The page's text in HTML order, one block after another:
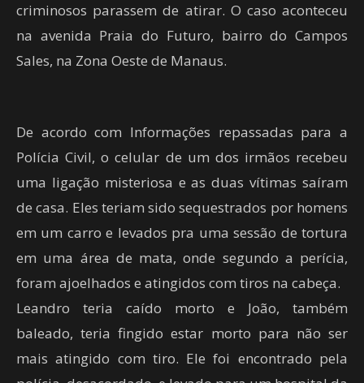
criminosos parassem de atirar. O caso aconteceu
na avenida Praia do Futuro, bairro do Campos
Sales, na Zona Oeste de Manaus.
De acordo com Informações repassadas para a
Polícia Civil, o celular de um dos irmãos recebeu
uma ligação misteriosa e as duas vítimas saíram
de casa. Eles teriam sido sequestrados por homens
em um carro e levados pra uma sessão de tortura
em uma área de mata, onde segundo a perícia,
foram ajoelhados e atingidos com tiros na cabeça.
Leandro teria caído morto e João, também
baleado, teria fingido estar morto para não ser
mais atingido com tiro. Ele foi encontrado pela